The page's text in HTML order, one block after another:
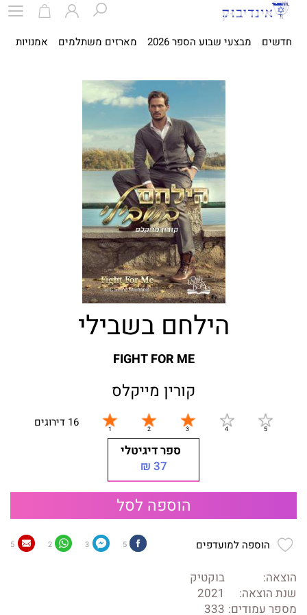
חדשים מבצעי שבוע הספר 2026 מארזים משתלמים אמנויות
הילחם בשבילי
FIGHT FOR ME
קורין מייקלס
16 דירוגים
ספר דיגיטלי
37 ₪
הוספה לסל
הוספה למועדפים 5
3
2
5
הוצאה:
בוקטיק
שנת הוצאה:
2021
מספר עמודים: 333